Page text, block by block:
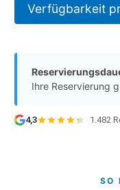
Verfügbarkeit
Ihre Reservierung
4,3 · 1.482
SO